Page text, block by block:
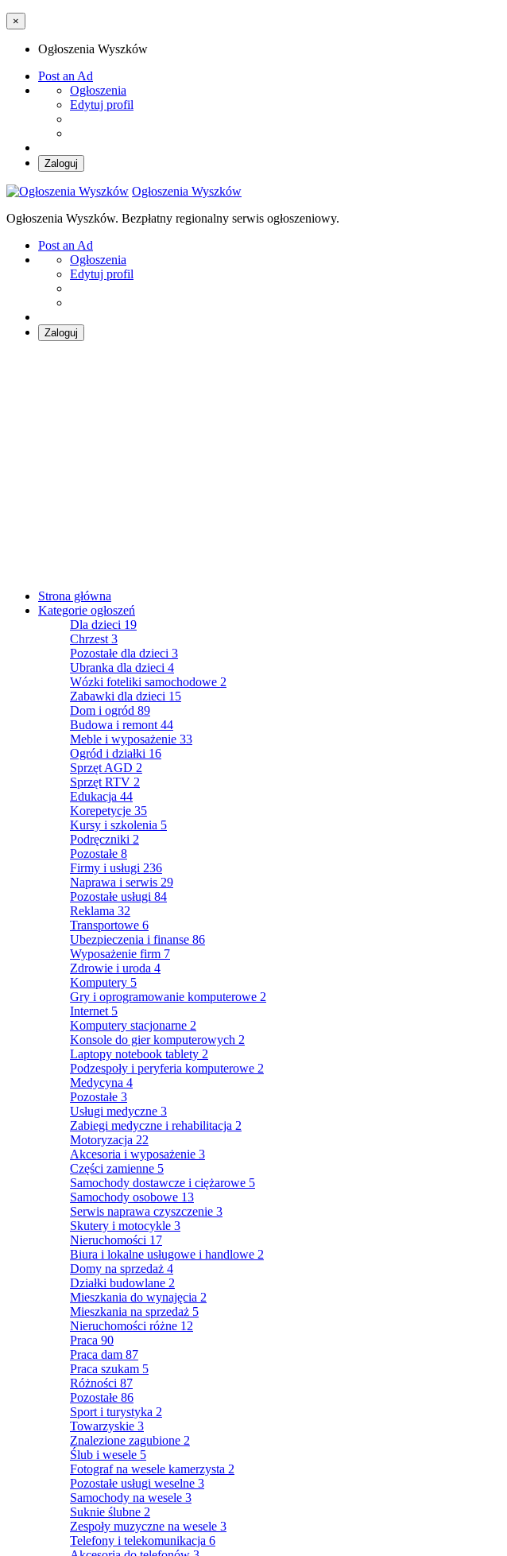
×
Ogłoszenia Wyszków
Post an Ad
Ogłoszenia
Edytuj profil
Zaloguj
Ogłoszenia Wyszków
Ogłoszenia Wyszków. Bezpłatny regionalny serwis ogłoszeniowy.
Post an Ad
Ogłoszenia
Edytuj profil
Zaloguj
Strona główna
Kategorie ogłoszeń
Dla dzieci 19
Chrzest 3
Pozostałe dla dzieci 3
Ubranka dla dzieci 4
Wózki foteliki samochodowe 2
Zabawki dla dzieci 15
Dom i ogród 89
Budowa i remont 44
Meble i wyposażenie 33
Ogród i działki 16
Sprzęt AGD 2
Sprzęt RTV 2
Edukacja 44
Korepetycje 35
Kursy i szkolenia 5
Podręczniki 2
Pozostałe 8
Firmy i usługi 236
Naprawa i serwis 29
Pozostałe usługi 84
Reklama 32
Transportowe 6
Ubezpieczenia i finanse 86
Wyposażenie firm 7
Zdrowie i uroda 4
Komputery 5
Gry i oprogramowanie komputerowe 2
Internet 5
Komputery stacjonarne 2
Konsole do gier komputerowych 2
Laptopy notebook tablety 2
Podzespoły i peryferia komputerowe 2
Medycyna 4
Pozostałe 3
Usługi medyczne 3
Zabiegi medyczne i rehabilitacja 2
Motoryzacja 22
Akcesoria i wyposażenie 3
Części zamienne 5
Samochody dostawcze i ciężarowe 5
Samochody osobowe 13
Serwis naprawa czyszczenie 3
Skutery i motocykle 3
Nieruchomości 17
Biura i lokalne usługowe i handlowe 2
Domy na sprzedaż 4
Działki budowlane 2
Mieszkania do wynajęcia 2
Mieszkania na sprzedaż 5
Nieruchomości różne 12
Praca 90
Praca dam 87
Praca szukam 5
Różności 87
Pozostałe 86
Sport i turystyka 2
Towarzyskie 3
Znalezione zagubione 2
Ślub i wesele 5
Fotograf na wesele kamerzysta 2
Pozostałe usługi weselne 3
Samochody na wesele 3
Suknie ślubne 2
Zespoły muzyczne na wesele 3
Telefony i telekomunikacja 6